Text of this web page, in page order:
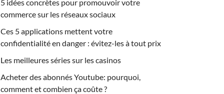
5 idées concrètes pour promouvoir votre
commerce sur les réseaux sociaux
Ces 5 applications mettent votre
confidentialité en danger : évitez-les à tout prix
Les meilleures séries sur les casinos
Acheter des abonnés Youtube: pourquoi,
comment et combien ça coûte ?